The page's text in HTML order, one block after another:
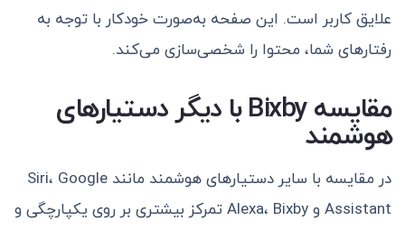
علایق کاربر است. این صفحه به‌صورت خودکار با توجه به
رفتارهای شما، محتوا را شخصی‌سازی می‌کند.
مقایسه Bixby با دیگر دستیارهای
هوشمند
در مقایسه با سایر دستیارهای هوشمند مانند Siri، Google
Assistant و Alexa، Bixby تمرکز بیشتری بر روی یکپارچگی و